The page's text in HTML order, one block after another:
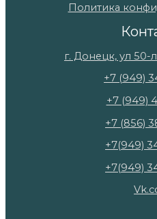
Политика
г. Донецк, ул 50-
+7 (949)
+7 (949)
+7 (856)
+7(949)
+7(949)